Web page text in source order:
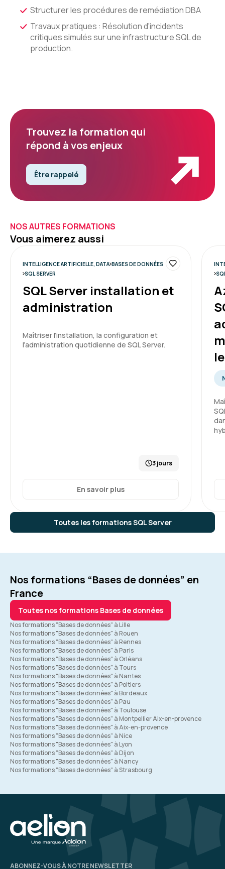
Structurer les procédures de remédiation DBA
Travaux pratiques : Résolution d'incidents
critiques simulés sur une infrastructure SQL de
production.
Trouvez la formation qui
répond à vos enjeux
Être rappelé
NOS AUTRES FORMATIONS
Vous aimerez aussi
Toutes les formations SQL Server
INTELLIGENCE ARTIFICIELLE, DATA BASES DE DONNÉES
SQL SERVER
SQL Server installation et
administration
Maîtriser l’installation, la configuration et
l’administration quotidienne de SQL Server.
3 jours
En savoir plus
Nos formations “Bases de données” en
France
Toutes nos formations Bases de données
Nos formations "Bases de données" à Lille
Nos formations "Bases de données" à Rouen
Nos formations "Bases de données" à Rennes
Nos formations "Bases de données" à Paris
Nos formations "Bases de données" à Orléans
Nos formations "Bases de données" à Tours
Nos formations "Bases de données" à Nantes
Nos formations "Bases de données" à Poitiers
Nos formations "Bases de données" à Bordeaux
Nos formations "Bases de données" à Pau
Nos formations "Bases de données" à Toulouse
Nos formations "Bases de données" à Montpellier Aix-en-provence
Nos formations "Bases de données" à Aix-en-provence
Nos formations "Bases de données" à Nice
Nos formations "Bases de données" à Lyon
Nos formations "Bases de données" à Dijon
Nos formations "Bases de données" à Nancy
Nos formations "Bases de données" à Strasbourg
ABONNEZ-VOUS À NOTRE NEWSLETTER